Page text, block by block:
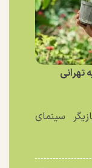
تهرانی
سینمای